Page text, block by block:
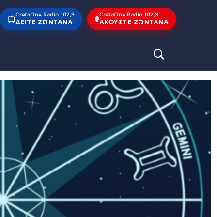
CretaOne Radio 102,3
ΔΕΊΤΕ ΖΩΝΤΑΝΆ
CretaOne Radio 102,3
ΑΚΟΎΣΤΕ ΖΩΝΤΑΝΆ